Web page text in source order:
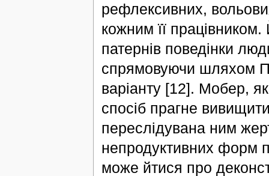
рефлексивних,
кожним її
патернів поведінки
спрямовуючи шляхом
варіанту [12]. Мобер,
спосіб прагне
переслідувана ним
непродуктивних форм
може йтися про